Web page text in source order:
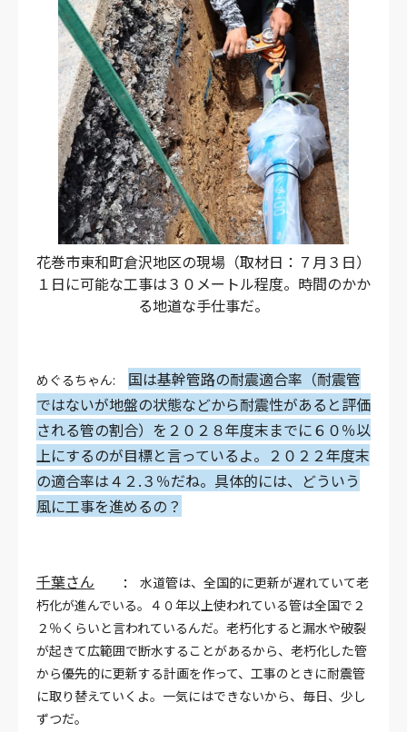
花巻市東和町倉沢地区の現場（取材日：７月３日）
１日に可能な工事は３０メートル程度。時間のかか
る地道な手仕事だ。
めぐるちゃん: 国は基幹管路の耐震適合率（耐震管
ではないが地盤の状態などから耐震性があると評価
される管の割合）を２０２８年度末までに６０％以
上にするのが目標と言っているよ。２０２２年度末
の適合率は４２.３％だね。具体的には、どういう
風に工事を進めるの？
千葉さん : 水道管は、全国的に更新が遅れていて老
朽化が進んでいる。４０年以上使われている管は全国で２
２％くらいと言われているんだ。老朽化すると漏水や破裂
が起きて広範囲で断水することがあるから、老朽化した管
から優先的に更新する計画を作って、工事のときに耐震管
に取り替えていくよ。一気にはできないから、毎日、少し
ずつだ。